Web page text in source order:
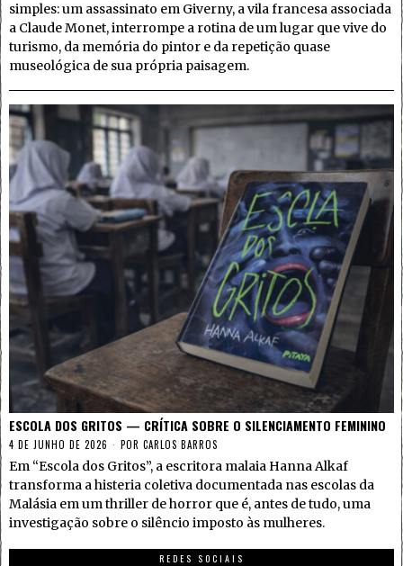
simples: um assassinato em Giverny, a vila francesa associada
a Claude Monet, interrompe a rotina de um lugar que vive do
turismo, da memória do pintor e da repetição quase
museológica de sua própria paisagem.
ESCOLA DOS GRITOS — CRÍTICA SOBRE O SILENCIAMENTO FEMININO
4 DE JUNHO DE 2026 POR CARLOS BARROS
Em “Escola dos Gritos”, a escritora malaia Hanna Alkaf
transforma a histeria coletiva documentada nas escolas da
Malásia em um thriller de horror que é, antes de tudo, uma
investigação sobre o silêncio imposto às mulheres.
REDES SOCIAIS